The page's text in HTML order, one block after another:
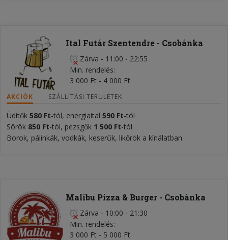
Ital Futár Szentendre - Csobánka
Zárva - 11:00 - 22:55
Min. rendelés
3 000 Ft - 4 000 Ft
AKCIÓK SZÁLLÍTÁSI TERÜLETEK
Üdítők 580 Ft-tól, energiaital 590 Ft-tól
Sörök 850 Ft-tól, pezsgők 1 500 Ft-tól
Borok, pálinkák, vodkák, keserűk, likőrök a kínálatban
Malibu Pizza & Burger - Csobánka
Zárva - 10:00 - 21:30
Min. rendelés
3 000 Ft - 5 000 Ft